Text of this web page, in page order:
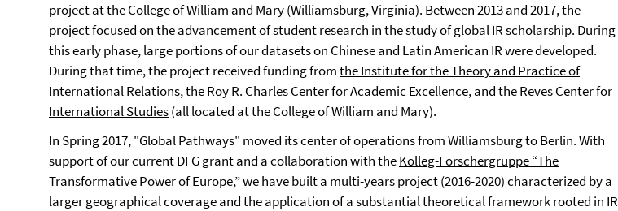
project at the College of William and Mary (Williamsburg, Virginia). Between 2013 and 2017, the
project focused on the advancement of student research in the study of global IR scholarship. During
this early phase, large portions of our datasets on Chinese and Latin American IR were developed.
During that time, the project received funding fromthe Institute for the Theory and Practice of
International Relations, theRoy R. Charles Center for Academic Excellence, and theReves Center for
International Studies(all located at the College of William and Mary).
In Spring 2017, "Global Pathways" moved its center of operations from Williamsburg to Berlin. With
support of our current DFG grant and a collaboration with theKolleg-Forschergruppe “The
Transformative Power of Europe,”we have built a multi-years project (2016-2020) characterized by a
larger geographical coverage and the application of a substantial theoretical framework rooted in IR